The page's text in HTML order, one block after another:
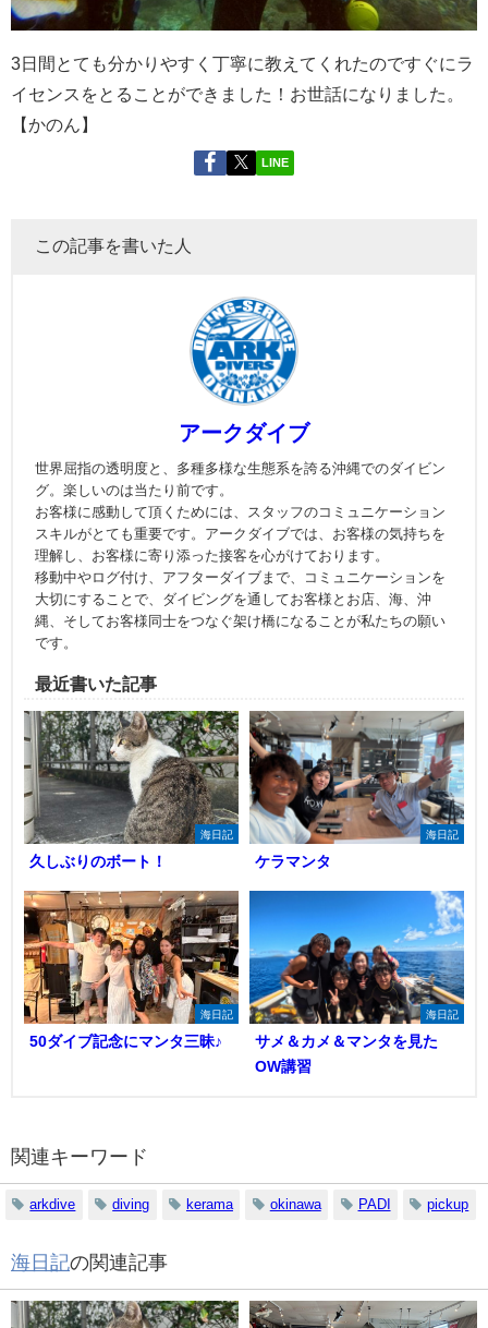
3日間とても分かりやすく丁寧に教えてくれたのですぐにラ
イセンスをとることができました！お世話になりました。
【かのん】
LINE
この記事を書いた人
アークダイブ
世界屈指の透明度と、多種多様な生態系を誇る沖縄でのダイビン
グ。楽しいのは当たり前です。
お客様に感動して頂くためには、スタッフのコミュニケーション
スキルがとても重要です。アークダイブでは、お客様の気持ちを
理解し、お客様に寄り添った接客を心がけております。
移動中やログ付け、アフターダイブまで、コミュニケーションを
大切にすることで、ダイビングを通してお客様とお店、海、沖
縄、そしてお客様同士をつなぐ架け橋になることが私たちの願い
です。
最近書いた記事
海日記
久しぶりのボート！
海日記
ケラマンタ
海日記
50ダイブ記念にマンタ三昧♪
海日記
サメ＆カメ＆マンタを見た
OW講習
関連キーワード
arkdive diving kerama okinawa PADI pickup
海日記の関連記事